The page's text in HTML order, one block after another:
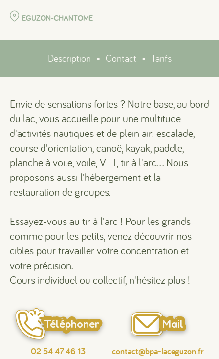
EGUZON-CHANTOME
Description • Contact • Tarifs
Envie de sensations fortes ? Notre base, au bord
du lac, vous accueille pour une multitude
d'activités nautiques et de plein air: escalade,
course d'orientation, canoë, kayak, paddle,
planche à voile, voile, VTT, tir à l'arc... Nous
proposons aussi l'hébergement et la
restauration de groupes.
Essayez-vous au tir à l'arc ! Pour les grands
comme pour les petits, venez découvrir nos
cibles pour travailler votre concentration et
votre précision.
Cours individuel ou collectif, n'hésitez plus !
Téléphoner
02 54 47 46 13
Mail
contact@bpa-laceguzon.fr